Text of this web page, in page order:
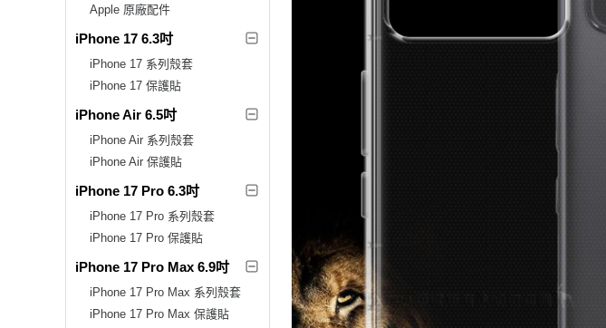
Apple 原廠配件
iPhone 17 6.3吋
iPhone 17 系列殼套
iPhone 17 保護貼
iPhone Air 6.5吋
iPhone Air 系列殼套
iPhone Air 保護貼
iPhone 17 Pro 6.3吋
iPhone 17 Pro 系列殼套
iPhone 17 Pro 保護貼
iPhone 17 Pro Max 6.9吋
iPhone 17 Pro Max 系列殼套
iPhone 17 Pro Max 保護貼